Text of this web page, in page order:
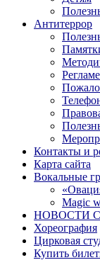
Антитеррор
Контакты и
Карта сайта
Вокальные
Magic
НОВОСТИ
Хореография
Цирковая
Купить